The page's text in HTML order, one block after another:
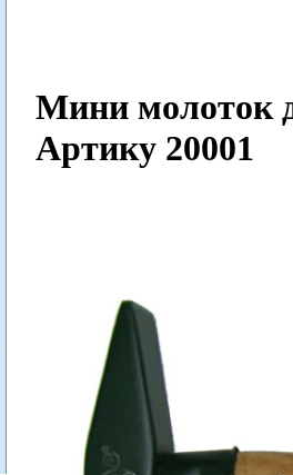
Мини молоток
Артику 20001